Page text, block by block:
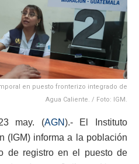
en puesto fronterizo integrado de
Agua Caliente. / Foto: IGM.
may. (AGN).- El Instituto
(IGM) informa a la población
de registro en el puesto de